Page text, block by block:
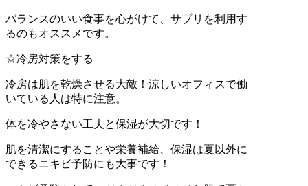
バランスのいい食事を心がけて、サプリを利用す
るのもオススメです。
☆冷房対策をする
冷房は肌を乾燥させる大敵！涼しいオフィスで働
いている人は特に注意。
体を冷やさない工夫と保湿が大切です！
肌を清潔にすることや栄養補給、保湿は夏以外に
できるニキビ予防にも大事です！